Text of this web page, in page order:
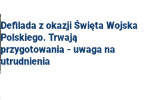
Defilada z okazji Święta Wojska
Polskiego. Trwają
przygotowania - uwaga na
utrudnienia